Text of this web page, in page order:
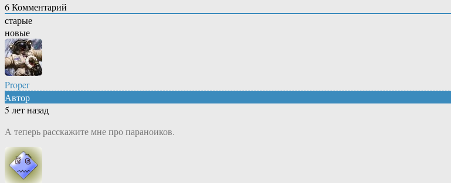
6Комментарий
старые
новые
Proper
Автор
5 лет назад
А теперь расскажите мне про параноиков.